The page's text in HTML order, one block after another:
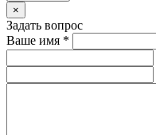
×
Задать вопрос
Ваше имя *